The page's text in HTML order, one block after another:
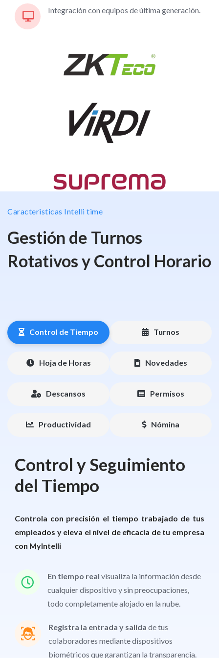
Integración con equipos de última generación.
Haz seguimiento del tiempo trabajado
Solicitudes de permisos y tiempo libre.
Compatible con todos los sistemas
Caracteristicas Intelli time
Gestión de Turnos
Rotativos y Control Horario
Control de Tiempo Turnos
Hoja de Horas Novedades
Descansos Permisos
Productividad Nómina
Control y Seguimiento
del Tiempo
Controla con precisión el tiempo trabajado de tus
empleados y eleva el nivel de eficacia de tu empresa
con MyIntelli
En tiempo real visualiza la información desde
cualquier dispositivo y sin preocupaciones,
todo completamente alojado en la nube.
Registra la entrada y salida de tus
colaboradores mediante dispositivos
biométricos que garantizan la transparencia.